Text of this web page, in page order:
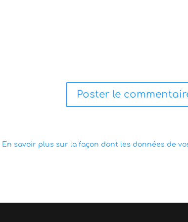
En savoir plus sur la façon dont les données de